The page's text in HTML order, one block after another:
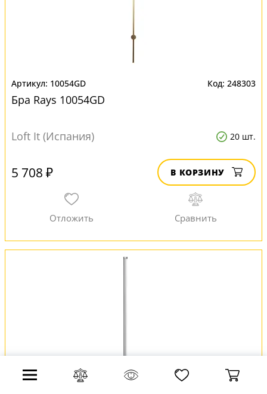
10054GD 248303
Бра Rays 10054GD
Loft It (Испания) 20 шт.
5 708 ₽ В КОРЗИНУ